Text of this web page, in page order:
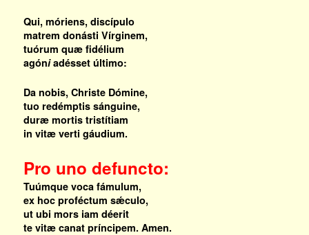
Qui, móriens, discípulo
matrem donásti Vírginem,
tuórum quæ fidélium
agóniadésset último:
Da nobis, Christe Dómine,
tuo redémptis sánguine,
duræ mortis tristítiam
in vitæ verti gáudium.
Pro uno defuncto:
Tuúmque voca fámulum,
ex hoc proféctum sǽculo,
ut ubi mors iam déerit
te vitæ canat príncipem. Amen.